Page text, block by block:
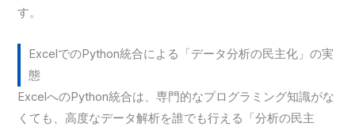
す。
ExcelでのPython統合による「データ分析の民主化」の実
態
ExcelへのPython統合は、専門的なプログラミング知識がな
くても、高度なデータ解析を誰でも行える「分析の民主